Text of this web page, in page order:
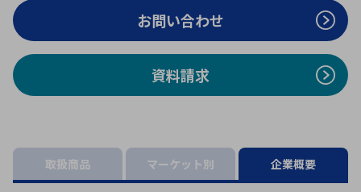
データセンタ・クラウド
ミリ波レーダー
ブログ｜ここから始まる最新技術
接着・接合
製品製造・加工
レーダ・衛星通信
レーザー・光学部品 組込コンピュータ
M
N O
P
U
V W
X
お問い合わせ
資料請求
取扱商品 マーケット別 企業概要